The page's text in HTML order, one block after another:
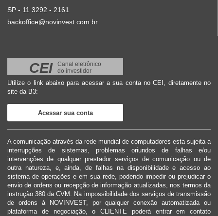
SP - 11 3292 - 2161
backoffice@novinvest.com.br
CEI
Canal eletrônico
do investidor
Utilize o link abaixo para acessar a sua conta no CEI, diretamente no
site da B3:
Acessar sua conta
A comunicação através da rede mundial de computadores esta sujeita a
interrupções de sistemas, problemas oriundos de falhas e/ou
intervenções de qualquer prestador serviços de comunicação ou de
outra natureza, e, ainda, de falhas na disponibilidade e acesso ao
sistema de operações e em sua rede, podendo impedir ou prejudicar o
envio de ordens ou recepção de informação atualizadas, nos termos da
instrução 380 da CVM. Na impossibilidade dos serviços de transmissão
de ordens à NOVINVEST, por qualquer conexão automatizada ou
plataforma de negociação, o CLIENTE poderá entrar em contato